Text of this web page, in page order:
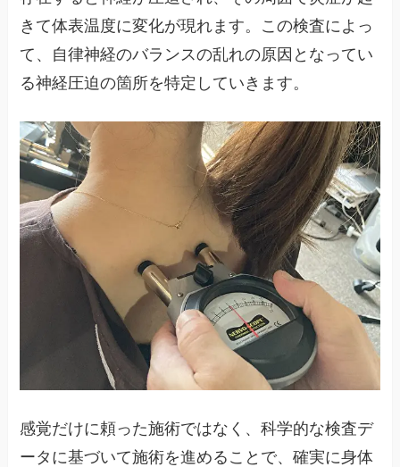
きて体表温度に変化が現れます。この検査によっ
て、自律神経のバランスの乱れの原因となってい
る神経圧迫の箇所を特定していきます。
感覚だけに頼った施術ではなく、科学的な検査デ
ータに基づいて施術を進めることで、確実に身体